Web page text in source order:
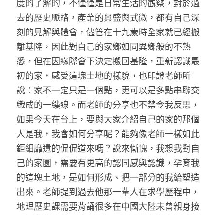
度的了解的，不僅僅是日常生活的觀察，對於過
去的歷史脈絡，產業的興盛與式微，都有自己深
刻的見解與體會，儘管在十九歲時全家就已經搬
離基隆，因此對自己的家鄉如同異鄉般的不熟
悉，但在因緣際會下決定搬回基隆，重新認識最
初的家，感受這塊土地的樣貌，也印證老師所
說：家不一定只是一個點，更可以是多點串聯交
織成的一縷線。而老師的分享也不禁令我反思，
如果今天在台上，要與大家介紹自己的家的那個
人是我，我會如何分享呢？能夠像老師一樣如此
鉅細靡遺的侃侃道來嗎？說來慚愧，我想我對自
己的家園，需要有更高的認同感與認識，孕育我
的這塊土地，是如何形成、把一部分的我給塑造
出來。老師提到過去他那一輩人在求學歷程中，
地理歷史課需要背誦很多在中國大陸未曾親身接